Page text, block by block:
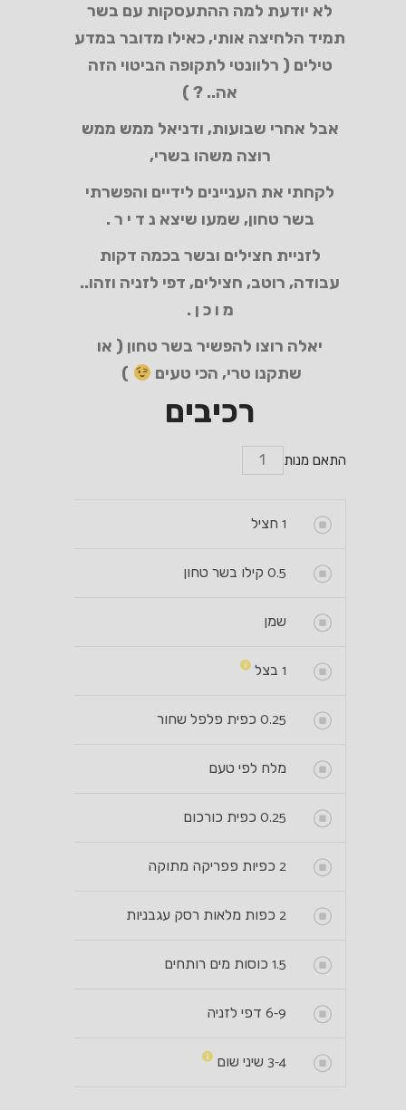
לא יודעת למה ההתעסקות עם בשר
תמיד הלחיצה אותי, כאילו מדובר במדע
טילים ( רלוונטי לתקופה הביטוי הזה
אה.. ? )
אבל אחרי שבועות, ודניאל ממש ממש
רוצה משהו בשרי,
לקחתי את העניינים לידיים והפשרתי
בשר טחון, שמעו שיצא נ ד י ר .
לזניית חצילים ובשר בכמה דקות
עבודה, רוטב, חצילים, דפי לזניה וזהו..
מ ו כ ן .
יאלה רוצו להפשיר בשר טחון ( או
שתקנו טרי, הכי טעים
)
רכיבים
התאם מנות
1 חציל
0.5 קילו בשר טחון
שמן
1 בצל
0.25 כפית פלפל שחור
מלח לפי טעם
0.25 כפית כורכום
2 כפיות פפריקה מתוקה
2 כפות מלאות רסק עגבניות
1.5 כוסות מים רותחים
6-9 דפי לזניה
3-4 שיני שום